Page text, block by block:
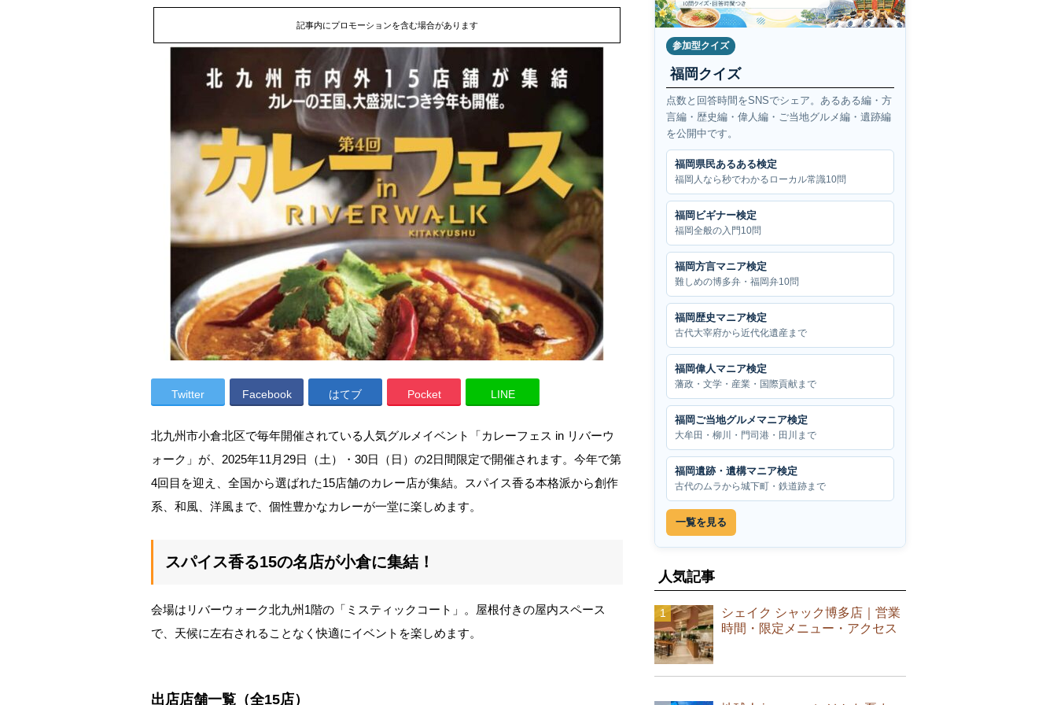
記事内にプロモーションを含む場合があります
Twitter Facebook はてブ Pocket LINE
北九州市小倉北区で毎年開催されている人気グルメイベント「カレーフェス in リバーウ
ォーク」が、2025年11月29日（土）・30日（日）の2日間限定で開催されます。今年で第
4回目を迎え、全国から選ばれた15店舗のカレー店が集結。スパイス香る本格派から創作
系、和風、洋風まで、個性豊かなカレーが一堂に楽しめます。
スパイス香る15の名店が小倉に集結！
会場はリバーウォーク北九州1階の「ミスティックコート」。屋根付きの屋内スペース
で、天候に左右されることなく快適にイベントを楽しめます。
出店店舗一覧（全15店）
参加型クイズ
福岡クイズ
点数と回答時間をSNSでシェア。あるある編・方
言編・歴史編・偉人編・ご当地グルメ編・遺跡編
を公開中です。
福岡県民あるある検定
福岡人なら秒でわかるローカル常識10問
福岡ビギナー検定
福岡全般の入門10問
福岡方言マニア検定
難しめの博多弁・福岡弁10問
福岡歴史マニア検定
古代大宰府から近代化遺産まで
福岡偉人マニア検定
藩政・文学・産業・国際貢献まで
福岡ご当地グルメマニア検定
大牟田・柳川・門司港・田川まで
福岡遺跡・遺構マニア検定
古代のムラから城下町・鉄道跡まで
一覧を見る
人気記事
シェイク シャック博多店｜営業
時間・限定メニュー・アクセス